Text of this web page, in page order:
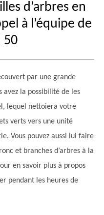
d’arbres en
à l’équipe de
50
par une grande
avez la possibilité de les
lequel nettoiera votre
verts vers une unité
Vous pouvez aussi lui faire
et branches d’arbres à la
en savoir plus à propos
pendant les heures de